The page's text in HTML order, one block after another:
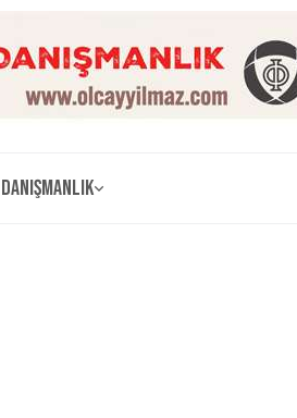
Danışmanlık